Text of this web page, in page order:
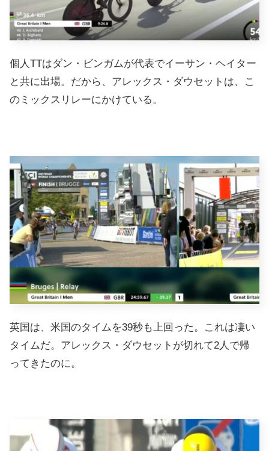
個人TTはダン・ビンガムが代表でイーサン・ヘイター
と共に出場。だから、アレックス・ダウセットは、こ
のミックスリレーにかけている。
英国は、米国のタイムを39秒も上回った。これは凄い
タイムだ。アレックス・ダウセットが切れて2人で帰
ってきたのに。